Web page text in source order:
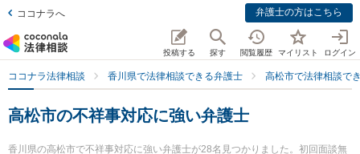
ココナラへ 弁護士の方はこちら
投稿する 探す 閲覧履歴 マイリスト ログイン
ココナラ法律相談 香川県で法律相談できる弁護士 高松市で法律相談で
高松市の不祥事対応に強い弁護士
香川県の高松市で不祥事対応に強い弁護士が28名見つかりました。初回面談無